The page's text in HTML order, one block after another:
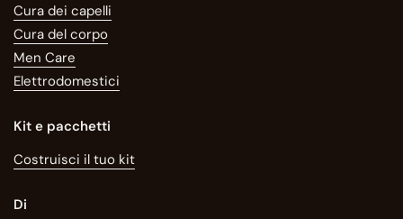
Cura dei capelli
Cura del corpo
Men Care
Elettrodomestici
Kit e pacchetti
Costruisci il tuo kit
Di